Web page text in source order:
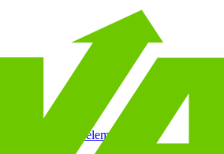
& Verbindungselemente